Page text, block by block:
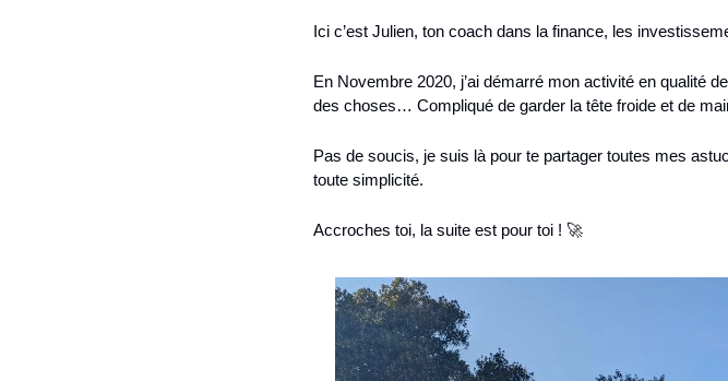
Ici c’est Julien, ton coach dans la finance, les
En Novembre 2020, j’ai démarré mon activité en qualité
des choses… Compliqué de garder la tête froide et de
Pas de soucis, je suis là pour te partager toutes mes
toute simplicité.
Accroches toi, la suite est pour toi ! 🚀